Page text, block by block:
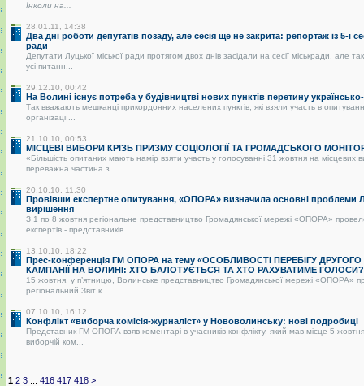
Інколи на...
28.01.11, 14:38
Два дні роботи депутатів позаду, але сесія ще не закрита: репортаж із 5-ї
ради
Депутати Луцької міської ради протягом двох днів засідали на сесії міськради, але
усі питанн...
29.12.10, 00:42
На Волині існує потреба у будівництві нових пунктів перетину
Так вважають мешканці прикордонних населених пунктів, які взяли участь в
організації...
21.10.10, 00:53
МІСЦЕВІ ВИБОРИ КРІЗЬ ПРИЗМУ СОЦІОЛОГІЇ ТА ГРОМАДСЬКОГО
«Більшість опитаних мають намір взяти участь у голосуванні 31 жовтня на місцевих
переважна частина з...
20.10.10, 11:30
Провівши експертне опитування, «ОПОРА» визначила основні проблеми
вирішення
З 1 по 8 жовтня регіональне представництво Громадянської мережі «ОПОРА»
експертів - представників ...
13.10.10, 18:22
Прес-конференція ГМ ОПОРА на тему «ОСОБЛИВОСТІ ПЕРЕБІГУ
КАМПАНІЇ НА ВОЛИНІ: ХТО БАЛОТУЄТЬСЯ ТА ХТО РАХУВАТИМЕ
15 жовтня, у п’ятницю, Волинське представництво Громадянської мережі «ОПОРА»
регіональний Звіт к...
07.10.10, 16:12
Конфлікт «виборча комісія-журналіст» у Нововолинську: нові подробиці
Представник ГМ ОПОРА взяв коментарі в учасників конфлікту, який мав місце 5 жовтня
виборчій ком...
1 2 3 416 417 418 >